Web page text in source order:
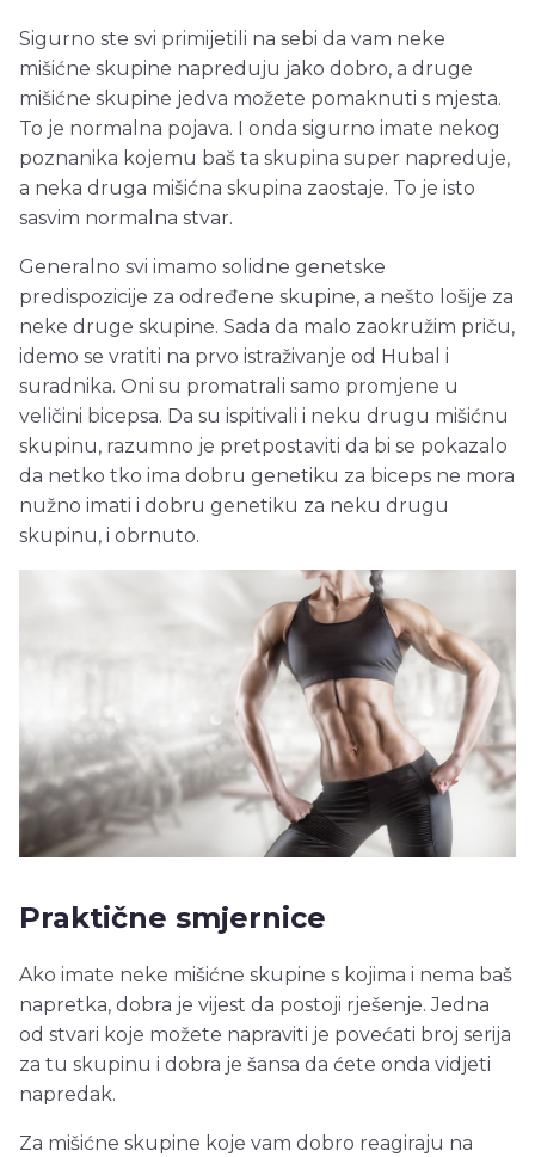
Sigurno ste svi primijetili na sebi da vam neke
mišićne skupine napreduju jako dobro, a druge
mišićne skupine jedva možete pomaknuti s mjesta.
To je normalna pojava. I onda sigurno imate nekog
poznanika kojemu baš ta skupina super napreduje,
a neka druga mišićna skupina zaostaje. To je isto
sasvim normalna stvar.
Generalno svi imamo solidne genetske
predispozicije za određene skupine, a nešto lošije za
neke druge skupine. Sada da malo zaokružim priču,
idemo se vratiti na prvo istraživanje od Hubal i
suradnika. Oni su promatrali samo promjene u
veličini bicepsa. Da su ispitivali i neku drugu mišićnu
skupinu, razumno je pretpostaviti da bi se pokazalo
da netko tko ima dobru genetiku za biceps ne mora
nužno imati i dobru genetiku za neku drugu
skupinu, i obrnuto.
Praktične smjernice
Ako imate neke mišićne skupine s kojima i nema baš
napretka, dobra je vijest da postoji rješenje. Jedna
od stvari koje možete napraviti je povećati broj serija
za tu skupinu i dobra je šansa da ćete onda vidjeti
napredak.
Za mišićne skupine koje vam dobro reagiraju na